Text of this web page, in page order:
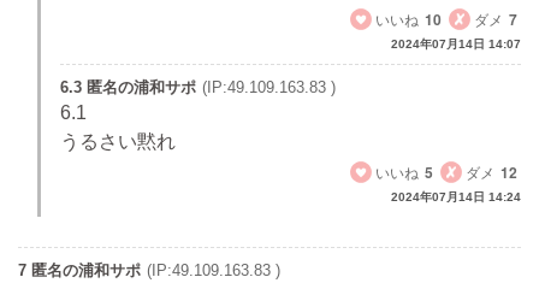
いいね 10 ダメ 7
2024年07月14日 14:07
6.3 匿名の浦和サポ (IP:49.109.163.83 )
6.1
うるさい黙れ
いいね 5 ダメ 12
2024年07月14日 14:24
7 匿名の浦和サポ (IP:49.109.163.83 )